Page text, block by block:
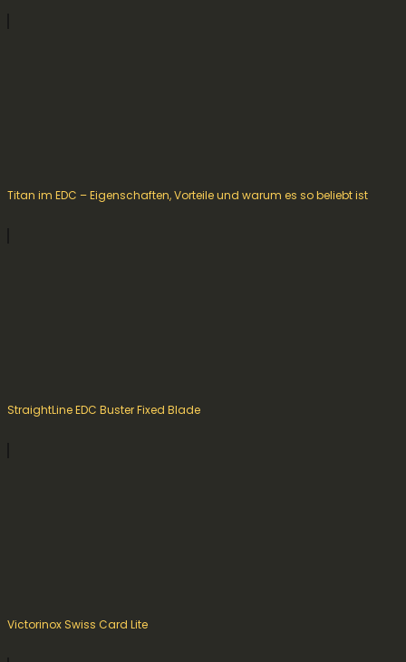
Titan im EDC – Eigenschaften, Vorteile und warum es so beliebt ist
StraightLine EDC Buster Fixed Blade
Victorinox Swiss Card Lite